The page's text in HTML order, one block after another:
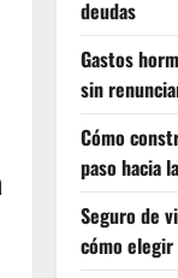
deudas
Gastos
sin
Cómo
paso hacia
Seguro de
cómo